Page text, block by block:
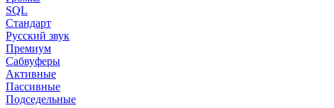
SQL
Стандарт
Русский звук
Премиум
Сабвуферы
Активные
Пассивные
Подседельные